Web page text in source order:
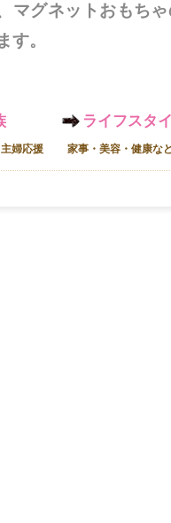
マグネットおもち
す。
婦応援
ライフスタ
家事・美容・健康な